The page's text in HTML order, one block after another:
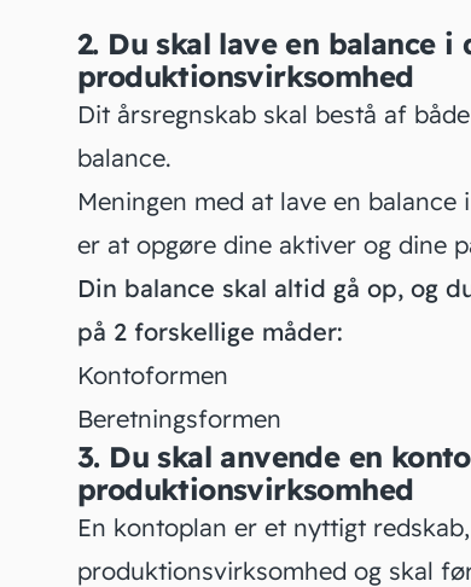
2. Du skal lave en balance i
produktionsvirksomhed
Dit årsregnskab skal bestå af
balance.
Meningen med at lave en
er at opgøre dine aktiver og dine
Din balance skal altid gå op, og
på 2 forskellige måder:
Kontoformen
Beretningsformen
3. Du skal anvende en
produktionsvirksomhed
En kontoplan er et nyttigt
produktionsvirksomhed og skal